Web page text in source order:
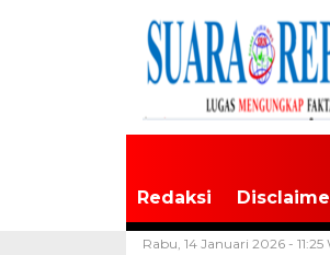
Redaksi
Rabu, 14 Januari 2026 - 11:25